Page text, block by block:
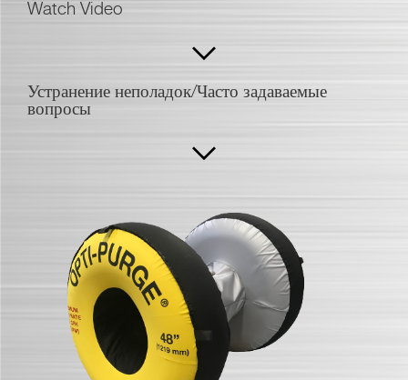
Watch Video
Устранение неполадок/Часто задаваемые
вопросы